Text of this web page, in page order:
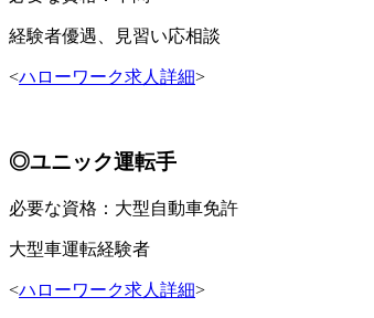
経験者優遇、見習い応相談
<ハローワーク求人詳細>
◎ユニック運転手
必要な資格：大型自動車免許
大型車運転経験者
<ハローワーク求人詳細>